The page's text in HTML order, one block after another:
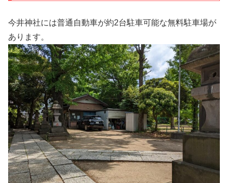
今井神社には普通自動車が約2台駐車可能な無料駐車場が
あります。